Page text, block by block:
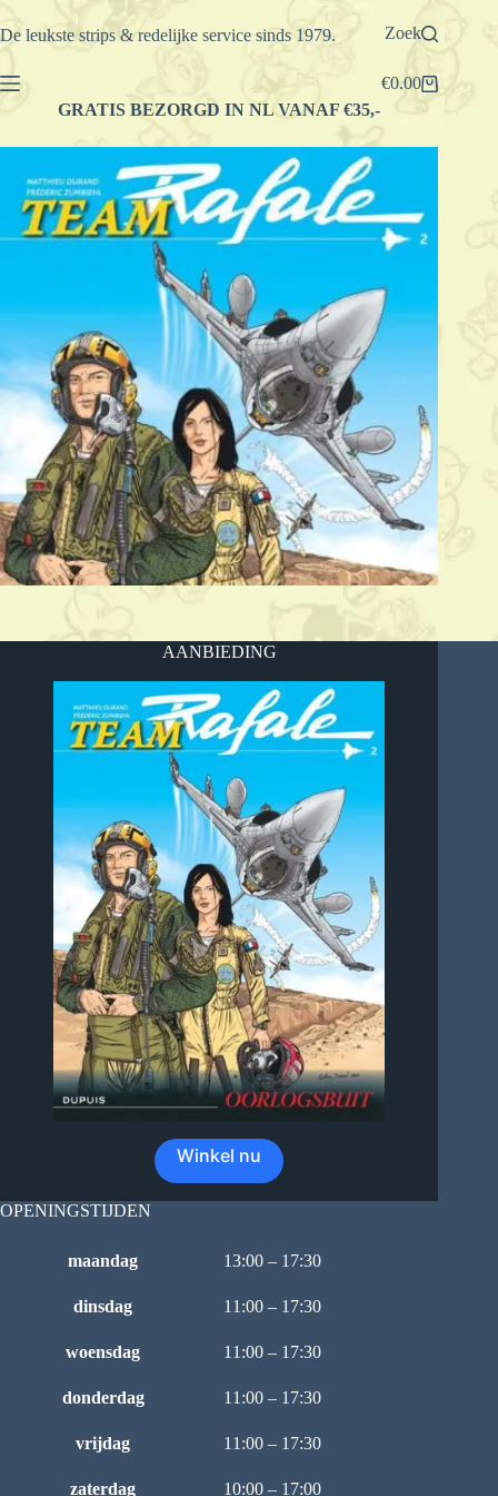
Ga
naar
De leukste strips & redelijke service sinds 1979. Zoek
Winkelwagen
€0.00
GRATIS BEZORGD IN NL VANAF €35,-
AANBIEDING
Winkel nu
OPENINGSTIJDEN
maandag 13:00 – 17:30
dinsdag 11:00 – 17:30
woensdag 11:00 – 17:30
donderdag 11:00 – 17:30
vrijdag 11:00 – 17:30
zaterdag 10:00 – 17:00